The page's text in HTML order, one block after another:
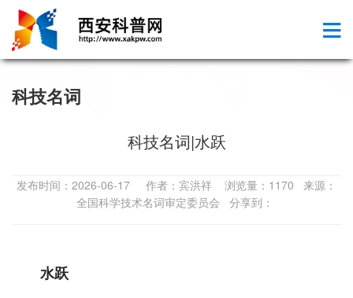
科技名词
科技名词|水跃
发布时间：2026-06-17 作者：宾洪祥 浏览量：1170 来源：
全国科学技术名词审定委员会 分享到：
水跃